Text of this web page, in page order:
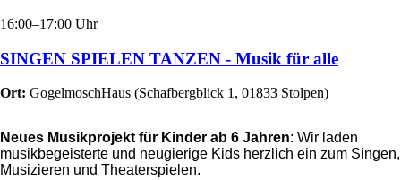
16:00–17:00 Uhr
SINGEN SPIELEN TANZEN - Musik für alle
Ort: GogelmoschHaus (Schafbergblick 1, 01833 Stolpen)
Neues Musikprojekt für Kinder ab 6 Jahren: Wir laden
musikbegeisterte und neugierige Kids herzlich ein zum Singen,
Musizieren und Theaterspielen.